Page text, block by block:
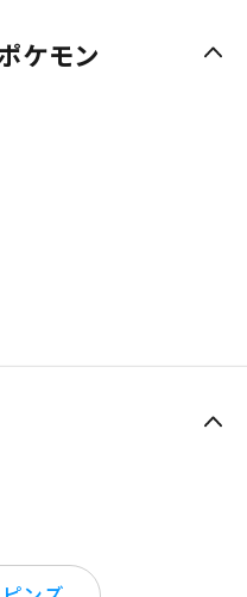
ケモン